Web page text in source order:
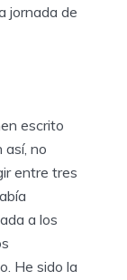
jornada de
escrito
así, no
entre tres
a los
He sido la